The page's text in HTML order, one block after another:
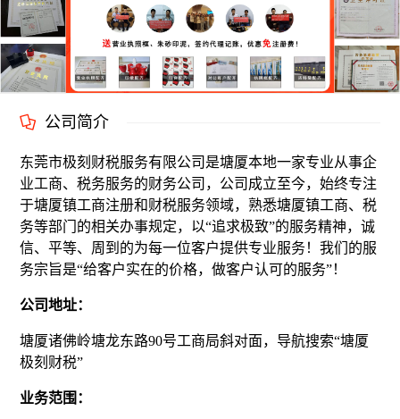
公司简介
东莞市极刻财税服务有限公司是塘厦本地一家专业从事企
业工商、税务服务的财务公司，公司成立至今，始终专注
于塘厦镇工商注册和财税服务领域，熟悉塘厦镇工商、税
务等部门的相关办事规定，以“追求极致”的服务精神，诚
信、平等、周到的为每一位客户提供专业服务！我们的服
务宗旨是“给客户实在的价格，做客户认可的服务”！
公司地址：
塘厦诸佛岭塘龙东路90号工商局斜对面，导航搜索“塘厦
极刻财税”
业务范围：